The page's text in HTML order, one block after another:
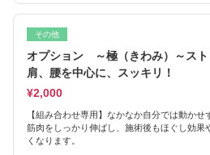
その他
オプション ～極（きわみ）～ス
肩、腰を中心に、スッキリ！
¥2,000
【組み合わせ専用】なかなか自分では動か
筋肉をしっかり伸ばし、施術後もほぐし効果
くなります。